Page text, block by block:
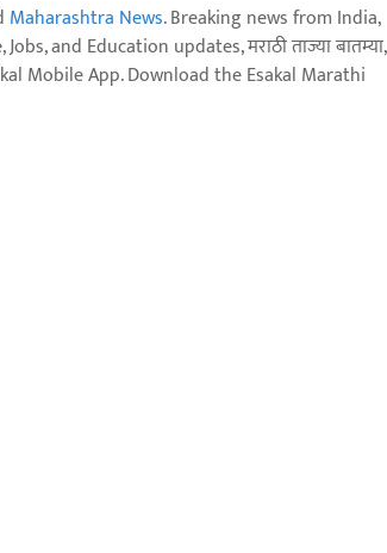
Maharashtra News. Breaking news from India,
and Education updates, मराठी ताज्या बातम्या,
Mobile App. Download the Esakal Marathi